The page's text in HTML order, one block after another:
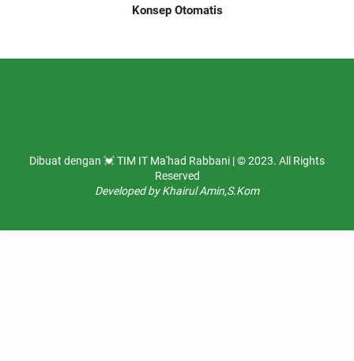
Konsep Otomatis
Dibuat dengan 💓 TIM IT Ma'had Rabbani | © 2023. All Rights
Reserved
Developed by Khairul Amin,S.Kom